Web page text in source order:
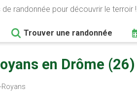
randonnée pour découvrir le terroir !
Trouver une randonnée
en Drôme (26)
Royans